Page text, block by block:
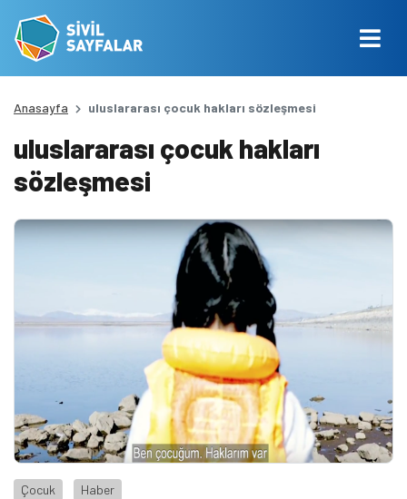
Anasayfa uluslararası çocuk hakları sözleşmesi
uluslararası çocuk hakları
sözleşmesi
Çocuk Haber